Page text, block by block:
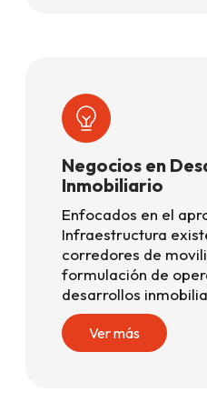
Negocios en
Inmobiliario
Enfocados en el
Infraestructura
corredores de
formulación de
desarrollos
Ver más